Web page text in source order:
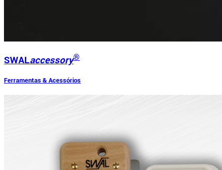
SWALaccessory®
Ferramentas & Acessórios